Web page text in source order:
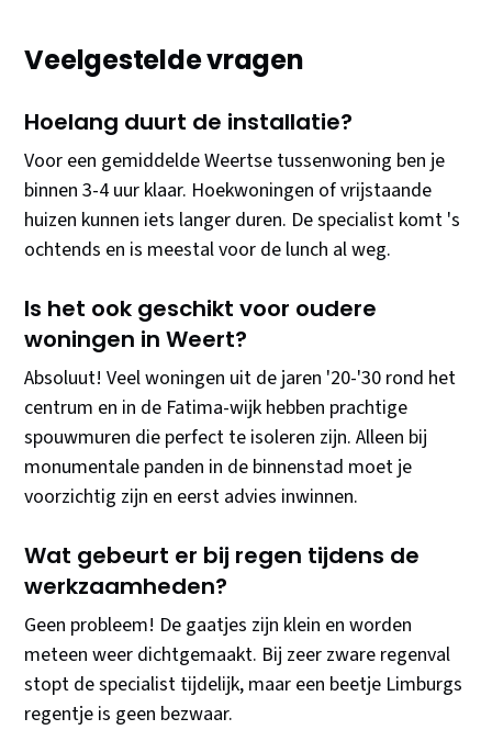
Veelgestelde vragen
Hoelang duurt de installatie?
Voor een gemiddelde Weertse tussenwoning ben je
binnen 3-4 uur klaar. Hoekwoningen of vrijstaande
huizen kunnen iets langer duren. De specialist komt 's
ochtends en is meestal voor de lunch al weg.
Is het ook geschikt voor oudere
woningen in Weert?
Absoluut! Veel woningen uit de jaren '20-'30 rond het
centrum en in de Fatima-wijk hebben prachtige
spouwmuren die perfect te isoleren zijn. Alleen bij
monumentale panden in de binnenstad moet je
voorzichtig zijn en eerst advies inwinnen.
Wat gebeurt er bij regen tijdens de
werkzaamheden?
Geen probleem! De gaatjes zijn klein en worden
meteen weer dichtgemaakt. Bij zeer zware regenval
stopt de specialist tijdelijk, maar een beetje Limburgs
regentje is geen bezwaar.